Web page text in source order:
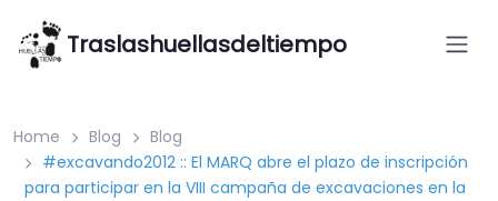
Traslashuellasdeltiempo
Home Blog
Blog
#excavando2012 :: El MARQ abre el plazo de inscripción
para participar en la VIII campaña de excavaciones en la